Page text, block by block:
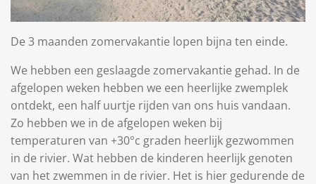
De 3 maanden zomervakantie lopen bijna ten einde.
We hebben een geslaagde zomervakantie gehad. In de
afgelopen weken hebben we een heerlijke zwemplek
ontdekt, een half uurtje rijden van ons huis vandaan.
Zo hebben we in de afgelopen weken bij
temperaturen van +30°c graden heerlijk gezwommen
in de rivier. Wat hebben de kinderen heerlijk genoten
van het zwemmen in de rivier. Het is hier gedurende de